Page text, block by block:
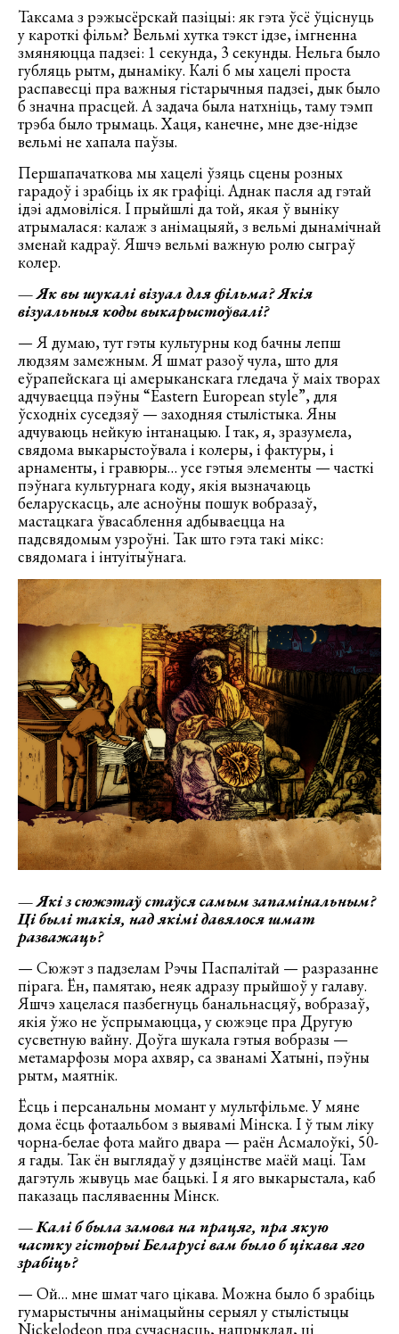
Таксама з рэжысёрскай пазіцыі: як гэта ўсё ўціснуць
у кароткі фільм? Вельмі хутка тэкст ідзе, імгненна
змяняюцца падзеі: 1 секунда, 3 секунды. Нельга было
губляць рытм, дынаміку. Калі б мы хацелі проста
распавесці пра важныя гістарычныя падзеі, дык было
б значна прасцей. А задача была натхніць, таму тэмп
трэба было трымаць. Хаця, канечне, мне дзе-нідзе
вельмі не хапала паўзы.
Першапачаткова мы хацелі ўзяць сцены розных
гарадоў і зрабіць іх як графіці. Аднак пасля ад гэтай
ідэі адмовіліся. І прыйшлі да той, якая ў выніку
атрымалася: калаж з анімацыяй, з вельмі дынамічнай
зменай кадраў. Яшчэ вельмі важную ролю сыграў
колер.
—Як вы шукалі візуал для фільма? Якія
візуальныя коды выкарыстоўвалі?
— Я думаю, тут гэты культурны код бачны лепш
людзям замежным. Я шмат разоў чула, што для
еўрапейскага ці амерыканскага гледача ў маіх творах
адчуваецца пэўны “Eastern European style”, для
ўсходніх суседзяў — заходняя стылістыка. Яны
адчуваюць нейкую інтанацыю. І так, я, зразумела,
свядома выкарыстоўвала і колеры, і фактуры, і
арнаменты, і гравюры… усе гэтыя элементы — часткі
пэўнага культурнага коду, якія вызначаюць
беларускасць, але асноўны пошук вобразаў,
мастацкага ўвасаблення адбываецца на
падсвядомым узроўні. Так што гэта такі мікс:
свядомага і інтуітыўнага.
—Які з сюжэтаў стаўся самым запамінальным?
Ці былі такія, над якімі давялося шмат
разважаць?
— Сюжэт з падзелам Рэчы Паспалітай — разразанне
пірага. Ён, памятаю, неяк адразу прыйшоў у галаву.
Яшчэ хацелася пазбегнуць банальнасцяў, вобразаў,
якія ўжо не ўспрымаюцца, у сюжэце пра Другую
сусветную вайну. Доўга шукала гэтыя вобразы —
метамарфозы мора ахвяр, са званамі Хатыні, пэўны
рытм, маятнік.
Ёсць і персанальны момант у мультфільме. У мяне
дома ёсць фотаальбом з выявамі Мінска. І ў тым ліку
чорна-белае фота майго двара — раён Асмалоўкі, 50-
я гады. Так ён выглядаў у дзяцінстве маёй маці. Там
дагэтуль жывуць мае бацькі. І я яго выкарыстала, каб
паказаць пасляваенны Мінск.
—Калі б была замова на працяг, пра якую
частку гісторыі Беларусі вам было б цікава яго
зрабіць?
— Ой… мне шмат чаго цікава. Можна было б зрабіць
гумарыстычны анімацыйны серыял у стылістыцы
Nickelodeon пра сучаснасць, напрыклад, ці